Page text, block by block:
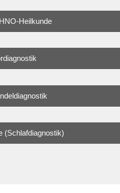
Heilkunde
(Schlafdiagnostik)